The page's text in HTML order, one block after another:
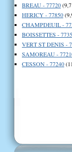
BREAU - 77720
HERICY - 77850
CHAMPDEUIL -
BOISSETTES -
VERT ST DENIS -
SAMOREAU -
CESSON - 77240